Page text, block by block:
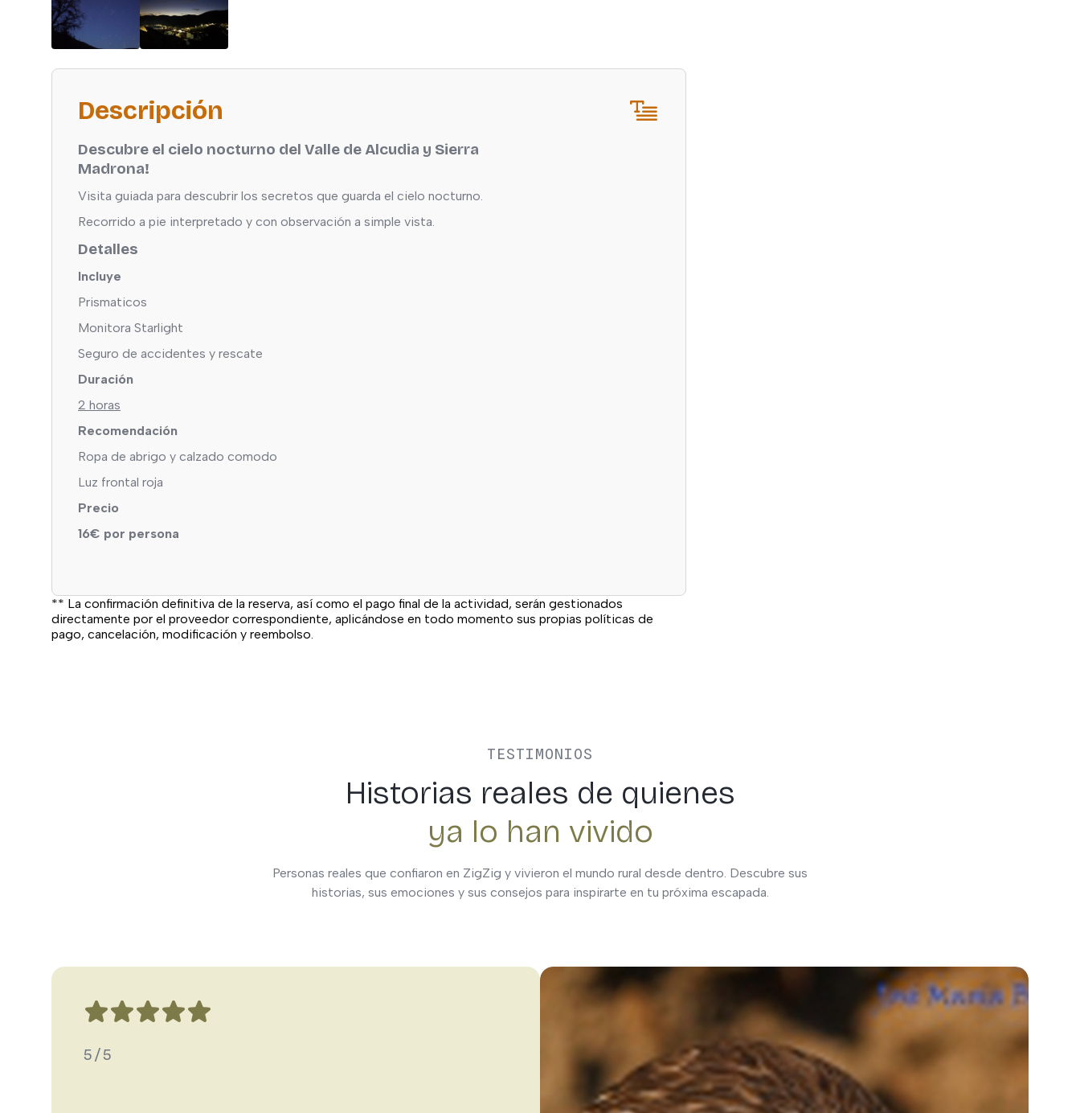
Descripción
Descubre el cielo nocturno del Valle de Alcudia y Sierra
Madrona!
Visita guiada para descubrir los secretos que guarda el cielo nocturno.
Recorrido a pie interpretado y con observación a simple vista.
Detalles
Incluye
Prismaticos
Monitora Starlight
Seguro de accidentes y rescate
Duración
2 horas
Recomendación
Ropa de abrigo y calzado comodo
Luz frontal roja
Precio
16€ por persona
** La confirmación definitiva de la reserva, así como el pago final de la actividad, serán gestionados
directamente por el proveedor correspondiente, aplicándose en todo momento sus propias políticas de
pago, cancelación, modificación y reembolso.
TESTIMONIOS
Historias reales de quienes
ya lo han vivido
Personas reales que confiaron en ZigZig y vivieron el mundo rural desde dentro. Descubre sus
historias, sus emociones y sus consejos para inspirarte en tu próxima escapada.
5/5